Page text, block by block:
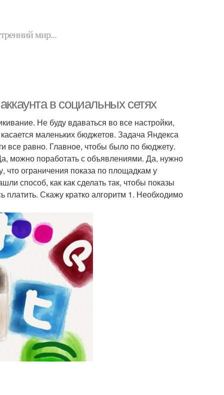
мир...
в социальных сетях
Не буду вдаваться во все настройки,
маленьких бюджетов. Задача Яндекса
все равно. Главное, чтобы было по бюджету.
можно поработать с объявлениями. Да, нужно
что ограничения показа по площадкам у
способ, как как сделать так, чтобы показы
Скажу кратко алгоритм 1. Необходимо